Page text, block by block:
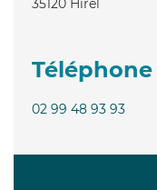
35120 Hirel
Téléphone
02 99 48 93 93